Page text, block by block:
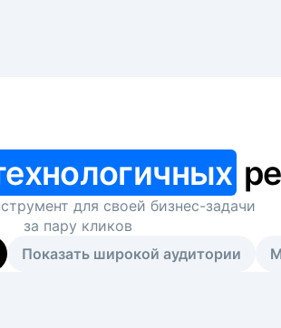
для своей бизнес-задачи
за пару кликов
Показать широкой аудитории